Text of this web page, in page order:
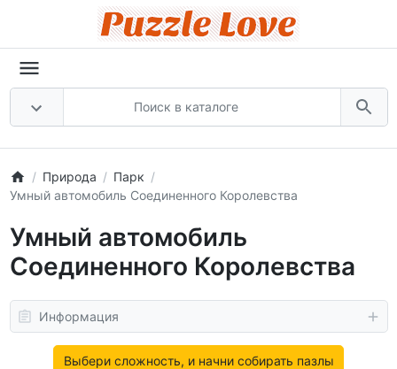
Природа
Парк
Умный автомобиль Соединенного Королевства
Умный автомобиль
Соединенного Королевства
Информация
Выбери сложность, и начни собирать пазлы